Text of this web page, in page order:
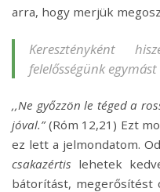
arra, hogy merjük
Keresztényként
felelősségünk
,,Ne győzzön le téged a
jóval.”(Róm 12,21) Ezt
ez lett a jelmondatom.
csakazértis lehetek
bátorítást, megerősítést